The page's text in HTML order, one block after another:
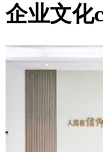
企业文化